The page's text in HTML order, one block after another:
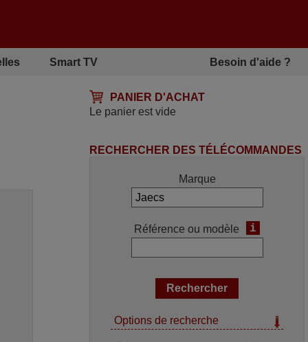
Smart TV Besoin d'aide ?
PANIER D'ACHAT
Le panier est vide
RECHERCHER DES TÉLÉCOMMANDES
Marque
Référence ou modèle i
Options de recherche